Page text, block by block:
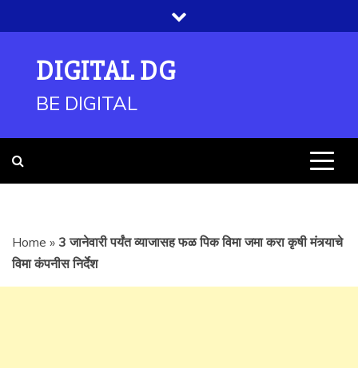
to
DIGITAL DG
BE DIGITAL
Home » 3 जानेवारी पर्यंत व्याजासह फळ पिक विमा जमा करा कृषी मंत्र्याचे
विमा कंपनीस निर्देश